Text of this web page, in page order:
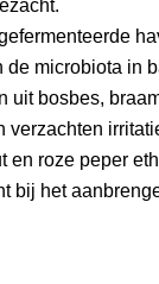
microbiota in
uit bosbes,
verzachten
en roze peper
bij het